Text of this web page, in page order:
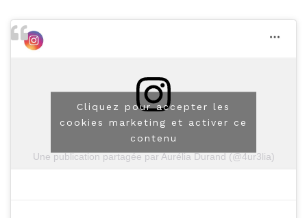
Une publication partagée par Aurélia Durand (@4ur3lia)
Cliquez pour accepter les
cookies marketing et activer ce
contenu